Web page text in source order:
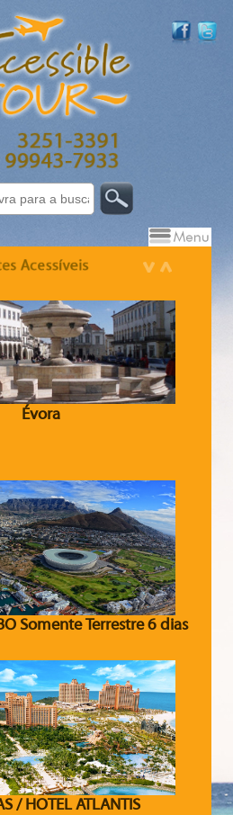
Clássico - 8 dias
- 12 dias
Évora
Somente Terrestre 6 dias
/ HOTEL ATLANTIS